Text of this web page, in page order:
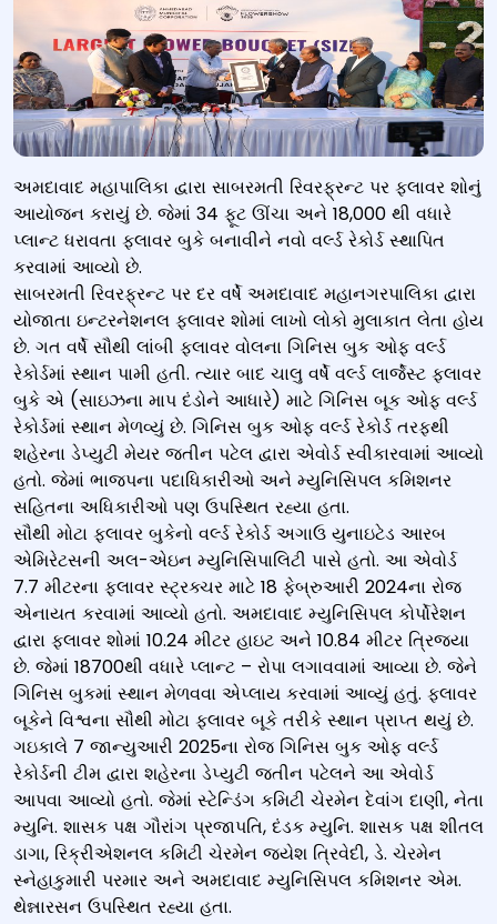
અમદાવાદ મહાપાલિકા દ્વારા સાબરમતી રિવરફ્રન્ટ પર ફ્લાવર શોનું
આયોજન કરાયું છે. જેમાં 34 ફૂટ ઊંચા અને 18,000 થી વધારે
પ્લાન્ટ ધરાવતા ફ્લાવર બુકે બનાવીને નવો વર્લ્ડ રેકોર્ડ સ્થાપિત
કરવામાં આવ્યો છે.
સાબરમતી રિવરફ્રન્ટ પર દર વર્ષે અમદાવાદ મહાનગરપાલિકા દ્વારા
યોજાતા ઇન્ટરનેશનલ ફ્લાવર શોમાં લાખો લોકો મુલાકાત લેતા હોય
છે. ગત વર્ષે સૌથી લાંબી ફ્લાવર વોલના ગિનિસ બુક ઓફ વર્લ્ડ
રેકોર્ડમાં સ્થાન પામી હતી. ત્યાર બાદ ચાલુ વર્ષે વર્લ્ડ લાર્જેસ્ટ ફ્લાવર
બુકે એ (સાઇઝના માપ દંડોને આધારે) માટે ગિનિસ બૂક ઓફ વર્લ્ડ
રેકોર્ડમાં સ્થાન મેળવ્યું છે. ગિનિસ બુક ઓફ વર્લ્ડ રેકોર્ડ તરફથી
શહેરના ડેપ્યુટી મેયર જતીન પટેલ દ્વારા એવોર્ડ સ્વીકારવામાં આવ્યો
હતો. જેમાં ભાજપના પદાધિકારીઓ અને મ્યુનિસિપલ કમિશનર
સહિતના અધિકારીઓ પણ ઉપસ્થિત રહ્યા હતા.
સૌથી મોટા ફ્લાવર બુકેનો વર્લ્ડ રેકોર્ડ અગાઉ યુનાઇટેડ આરબ
એમિરેટસની અલ-એઇન મ્યુનિસિપાલિટી પાસે હતો. આ એવોર્ડ
7.7 મીટરના ફ્લાવર સ્ટ્રક્ચર માટે 18 ફેબ્રુઆરી 2024ના રોજ
એનાયત કરવામાં આવ્યો હતો. અમદાવાદ મ્યુનિસિપલ કોર્પોરેશન
દ્વારા ફ્લાવર શોમાં 10.24 મીટર હાઇટ અને 10.84 મીટર ત્રિજ્યા
છે. જેમાં 18700થી વધારે પ્લાન્ટ – રોપા લગાવવામાં આવ્યા છે. જેને
ગિનિસ બુકમાં સ્થાન મેળવવા એપ્લાય કરવામાં આવ્યું હતું. ફ્લાવર
બૂકેને વિશ્વના સૌથી મોટા ફ્લાવર બૂકે તરીકે સ્થાન પ્રાપ્ત થયું છે.
ગઇકાલે 7 જાન્યુઆરી 2025ના રોજ ગિનિસ બુક ઓફ વર્લ્ડ
રેકોર્ડની ટીમ દ્વારા શહેરના ડેપ્યુટી જતીન પટેલને આ એવોર્ડ
આપવા આવ્યો હતો. જેમાં સ્ટેન્ડિંગ કમિટી ચેરમેન દેવાંગ દાણી, નેતા
મ્યુનિ. શાસક પક્ષ ગૌરાંગ પ્રજાપતિ, દંડક મ્યુનિ. શાસક પક્ષ શીતલ
ડાગા, રિક્રીએશનલ કમિટી ચેરમેન જયેશ ત્રિવેદી, ડે. ચેરમેન
સ્નેહાકુમારી પરમાર અને અમદાવાદ મ્યુનિસિપલ કમિશનર એમ.
થેન્નારસન ઉપસ્થિત રહ્યા હતા.